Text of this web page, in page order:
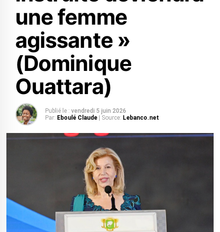
une femme
agissante »
(Dominique
Ouattara)
Publié le : vendredi 5 juin 2026
Par: Eboulé Claude | Source: Lebanco.net